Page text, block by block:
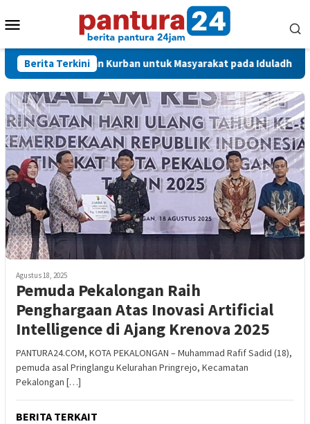
ke
Mobile
Berita Terkini
Hewan Kurban untuk Masyarakat pada Iduladha 1447 H
Agustus 18, 2025
Pemuda Pekalongan Raih
Penghargaan Atas Inovasi Artificial
Intelligence di Ajang Krenova 2025
PANTURA24.COM, KOTA PEKALONGAN – Muhammad Rafif Sadid (18),
pemuda asal Pringlangu Kelurahan Pringrejo, Kecamatan
Pekalongan […]
BERITA TERKAIT